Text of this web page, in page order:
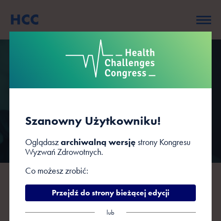
Zakres tematyczny VII Kongresu Wyzwań
Zdrowotnych (Katowice, 3-4 marca 2022
Szanowny Użytkowniku!
Oglądaszarchiwalną wersjęstrony Kongresu
Wyzwań Zdrowotnych.
Co możesz zrobić:
Przejdź do strony bieżącej edycji
lub